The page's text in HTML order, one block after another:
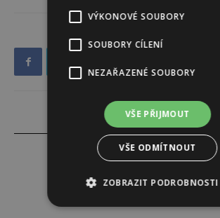
Šárka Trenklerová
VÝKONOVÉ SOUBORY
SOUBORY CÍLENÍ
NEZAŘAZENÉ SOUBORY
VŠE PŘIJMOUT
VŠE ODMÍTNOUT
ZOBRAZIT PODROBNOSTI